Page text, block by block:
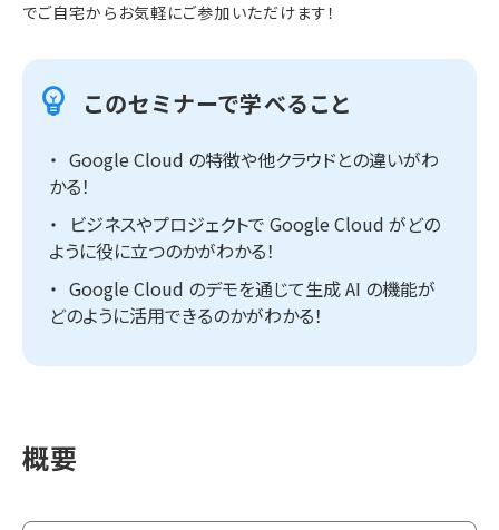
でご自宅からお気軽にご参加いただけます！
このセミナーで学べること
Google Cloud の特徴や他クラウドとの違いがわ
かる！
ビジネスやプロジェクトで Google Cloud がどの
ように役に立つのかがわかる！
Google Cloud のデモを通じて生成 AI の機能が
どのように活用できるのかがわかる！
概要